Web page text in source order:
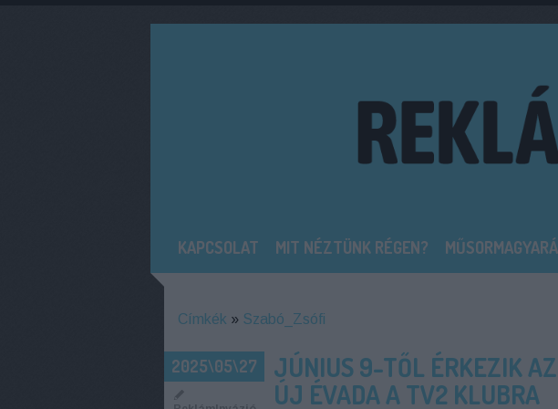
KAPCSOLAT MIT NÉZTÜNK RÉGEN?
Címkék » Szabó_Zsófi
2025\05\27
JÚNIUS 9-TŐL ÉRKEZIK
ÚJ ÉVADA A TV2 KLUBRA